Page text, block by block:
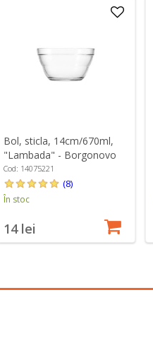
Bol, sticla, 14cm/670ml,
"Lambada" - Borgonovo
Cod: 14075221
(8)
În stoc
14 lei